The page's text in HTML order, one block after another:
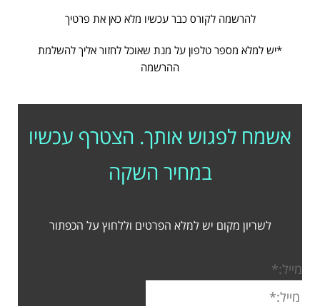
להרשמה לקורס כבר עכשיו מלא כאן את פרטיך
*יש למלא מספר טלפון על מנת שאוכל לחזור אליך להשלמת
ההרשמה
אשמח לפגוש אותך. הצטרף עכשיו
במחיר השקה
לשריון מקום יש למלא הפרטים וללחוץ על הכפתור
מייל:*